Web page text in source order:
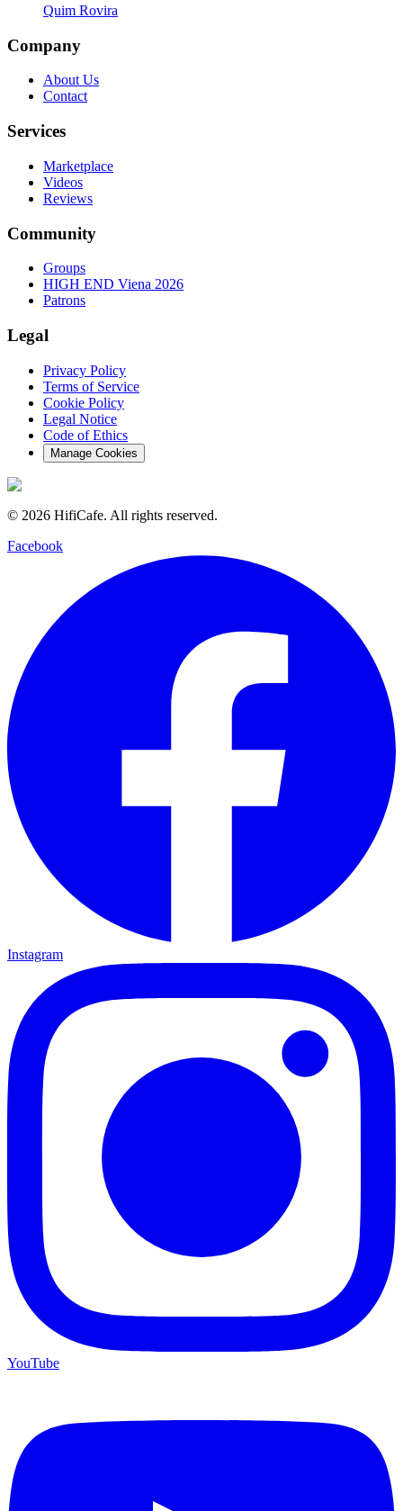
Quim Rovira
Company
About Us
Contact
Services
Marketplace
Videos
Reviews
Community
Groups
HIGH END Viena 2026
Patrons
Legal
Privacy Policy
Terms of Service
Cookie Policy
Legal Notice
Code of Ethics
Manage Cookies
© 2026 HifiCafe. All rights reserved.
Facebook
Instagram
YouTube